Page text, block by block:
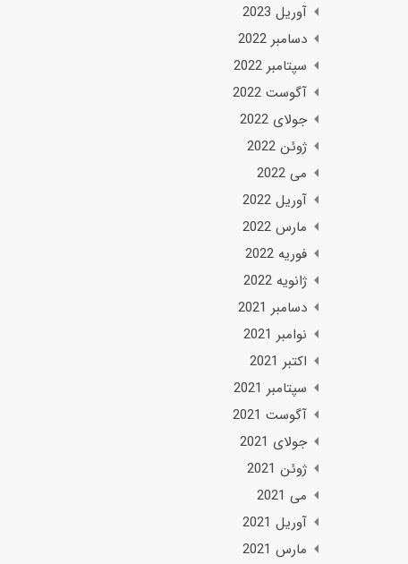
آوریل 2023
دسامبر 2022
سپتامبر 2022
آگوست 2022
جولای 2022
ژوئن 2022
می 2022
آوریل 2022
مارس 2022
فوریه 2022
ژانویه 2022
دسامبر 2021
نوامبر 2021
اکتبر 2021
سپتامبر 2021
آگوست 2021
جولای 2021
ژوئن 2021
می 2021
آوریل 2021
مارس 2021